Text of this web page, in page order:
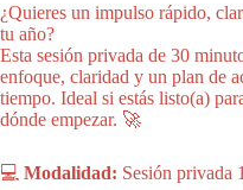
¿Quieres un impulso rápido,
tu año?
Esta sesión privada de 30
enfoque, claridad y un plan de
tiempo. Ideal si estás listo(a)
dónde empezar. 🚀
💻 Modalidad: Sesión privada